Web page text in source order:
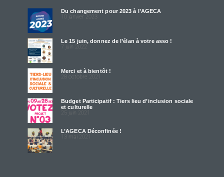
Du changement pour 2023 à l’AGECA
10 janvier 2023
Le 15 juin, donnez de l’élan à votre asso !
7 juin 2022
Merci et à bientôt !
28 octobre 2021
Budget Participatif : Tiers lieu d’inclusion sociale
et culturelle
25 juin 2021
L’AGECA Déconfinée !
13 mai 2021